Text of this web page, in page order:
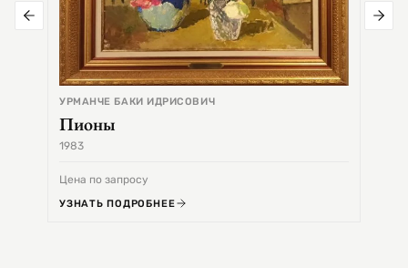
УРМАНЧЕ БАКИ ИДРИСОВИЧ
Пионы
1983
Цена по запросу
УЗНАТЬ ПОДРОБНЕЕ